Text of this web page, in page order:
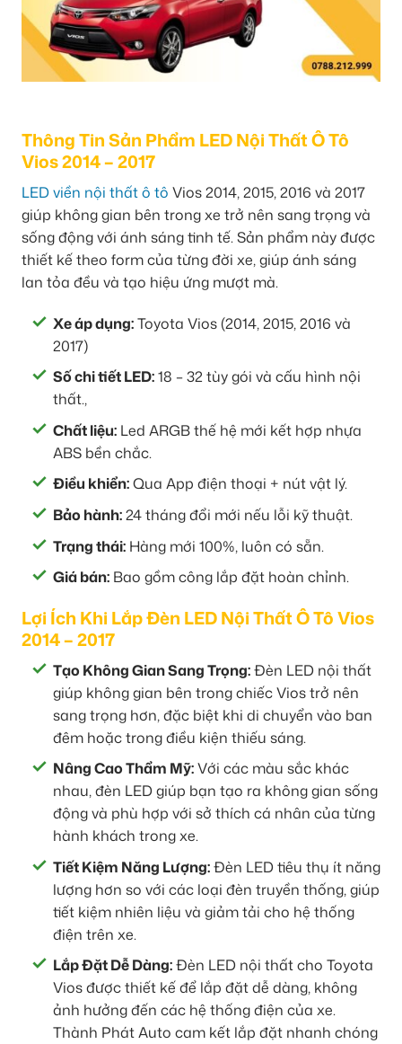
Thông Tin Sản Phẩm LED Nội Thất Ô Tô
Vios 2014 – 2017
LED viền nội thất ô tô Vios 2014, 2015, 2016 và 2017
giúp không gian bên trong xe trở nên sang trọng và
sống động với ánh sáng tinh tế. Sản phẩm này được
thiết kế theo form của từng đời xe, giúp ánh sáng
lan tỏa đều và tạo hiệu ứng mượt mà.
Xe áp dụng:Toyota Vios (2014, 2015, 2016 và
2017)
Số chi tiết LED:18 – 32 tùy gói và cấu hình nội
thất.,
Chất liệu: Led ARGB thế hệ mới kết hợp nhựa
ABS bền chắc.
Điều khiển:Qua App điện thoại + nút vật lý.
Bảo hành:24 tháng đổi mới nếu lỗi kỹ thuật.
Trạng thái: Hàng mới 100%, luôn có sẵn.
Giá bán: Bao gồm công lắp đặt hoàn chỉnh.
Lợi Ích Khi Lắp Đèn LED Nội Thất Ô Tô Vios
2014 – 2017
Tạo Không Gian Sang Trọng:Đèn LED nội thất
giúp không gian bên trong chiếc Vios trở nên
sang trọng hơn, đặc biệt khi di chuyển vào ban
đêm hoặc trong điều kiện thiếu sáng.
Nâng Cao Thẩm Mỹ:Với các màu sắc khác
nhau, đèn LED giúp bạn tạo ra không gian sống
động và phù hợp với sở thích cá nhân của từng
hành khách trong xe.
Tiết Kiệm Năng Lượng:Đèn LED tiêu thụ ít năng
lượng hơn so với các loại đèn truyền thống, giúp
tiết kiệm nhiên liệu và giảm tải cho hệ thống
điện trên xe.
Lắp Đặt Dễ Dàng:Đèn LED nội thất cho Toyota
Vios được thiết kế để lắp đặt dễ dàng, không
ảnh hưởng đến các hệ thống điện của xe.
Thành Phát Auto cam kết lắp đặt nhanh chóng